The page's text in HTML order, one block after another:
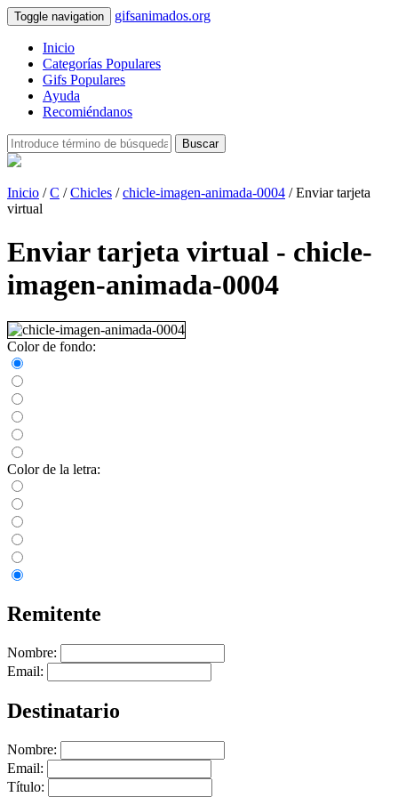
Toggle navigation gifsanimados.org
Inicio
Categorías Populares
Gifs Populares
Ayuda
Recomiéndanos
Buscar
Inicio /C /Chicles /chicle-imagen-animada-0004 / Enviar tarjeta
virtual
Enviar tarjeta virtual - chicle-
imagen-animada-0004
Color de fondo:
Color de la letra:
Remitente
Nombre:
Email:
Destinatario
Nombre:
Email:
Título: